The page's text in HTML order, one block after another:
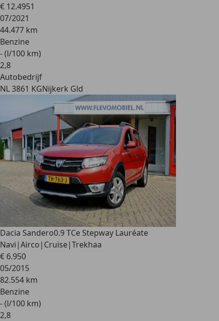
€ 12.4951
07/2021
44.477 km
Benzine
- (l/100 km)
2,8
Autobedrijf
NL 3861 KGNijkerk Gld
Dacia Sandero0.9 TCe Stepway Lauréate
Navi|Airco|Cruise|Trekhaa
€ 6.950
05/2015
82.554 km
Benzine
- (l/100 km)
2,8